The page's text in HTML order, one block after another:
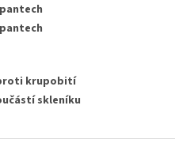
krupobití
skleníku